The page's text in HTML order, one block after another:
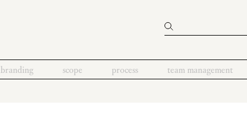
branding scope process team management